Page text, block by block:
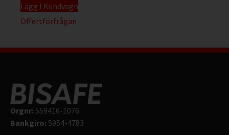
Lägg I Kundvagn
Offertförfrågan
Orgnr: 559416-1076
Bankgiro: 5954-4783